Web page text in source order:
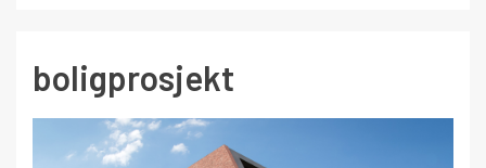
boligprosjekt